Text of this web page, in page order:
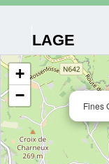
LAGE
Fines
+
−